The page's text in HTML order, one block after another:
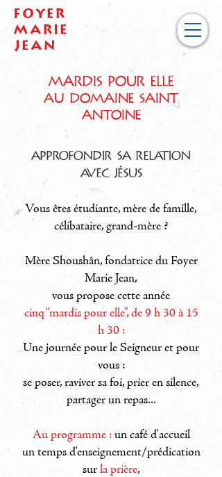
Foyer
Marie
Jean
Mardis pour elle
au Domaine Saint
ANtoine
Approfondir sa relation
avec Jésus
Vous êtes étudiante, mère de famille,
célibataire, grand-mère ?
Mère Shoushân, fondatrice du Foyer
Marie Jean,
vous propose cette année
cinq “mardis pour elle”,de 9 h 30 à 15
h 30 :
Une journée pour le Seigneur et pour
vous :
se poser, raviver sa foi, prier en silence,
partager un repas...
Au programme :un café d'accueil
un temps d'enseignement/prédication
surla prière,